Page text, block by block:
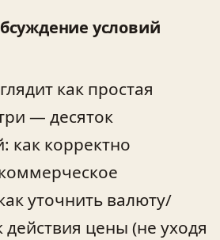
условий
как простая
— десяток
как корректно
уточнить валюту/
цены (не уходя